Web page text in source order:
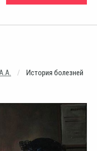
История болезней